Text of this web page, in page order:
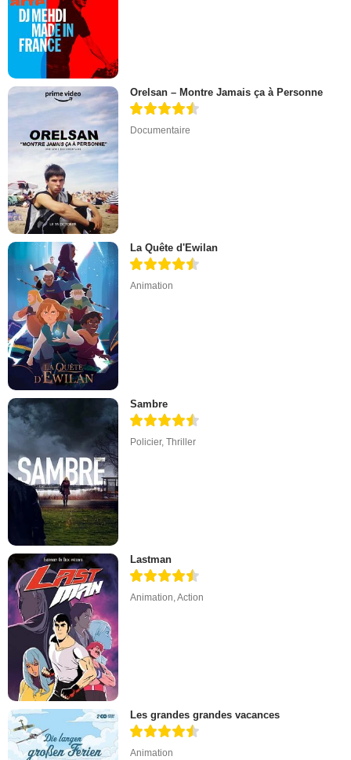
Orelsan – Montre Jamais ça à Personne
Documentaire
La Quête d'Ewilan
Animation
Sambre
Policier,Thriller
Lastman
Animation,Action
Les grandes grandes vacances
Animation